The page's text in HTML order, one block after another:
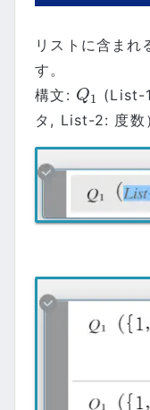
リストに含まれ
す。
構文: Q1
Q1
(List-
タ, List-2: 度数